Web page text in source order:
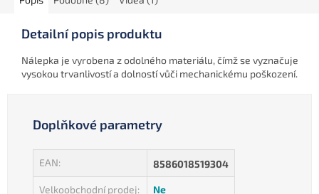
Detailní popis produktu
Nálepka je vyrobena z odolného materiálu, čímž se vyznačuje
vysokou trvanlivostí a dolností vůči mechanickému poškození.
Doplňkové parametry
EAN: 8586018519304
Velkoobchodní prodej: Ne